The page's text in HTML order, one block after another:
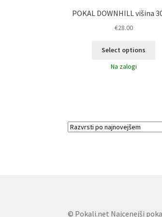
POKAL DOWNHILL višina
€28.00
Select options
Na zalogi
© Pokali.net Najcenejši